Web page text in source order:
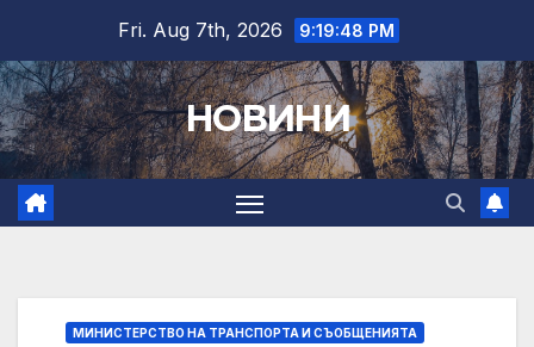
content
Fri. Aug 7th, 2026 9:19:49 PM
НОВИНИ
МИНИСТЕРСТВО НА ТРАНСПОРТА И СЪОБЩЕНИЯТА